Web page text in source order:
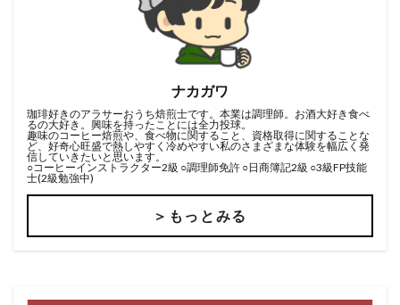
ナカガワ
珈琲好きのアラサーおうち焙煎士です。本業は調理師。お酒大好き食べ
るの大好き。興味を持ったことには全力投球。
趣味のコーヒー焙煎や、食べ物に関すること、資格取得に関することな
ど、好奇心旺盛で熱しやすく冷めやすい私のさまざまな体験を幅広く発
信していきたいと思います。
○コーヒーインストラクター2級 ○調理師免許 ○日商簿記2級 ○3級FP技能
士(2級勉強中)
＞もっとみる